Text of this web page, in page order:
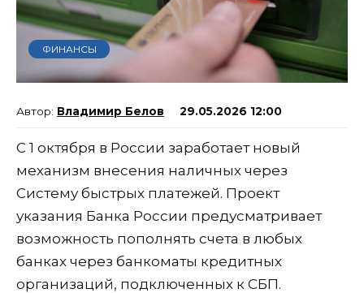
ФИНАНСЫ
Владимир Белов 29.05.2026 12:00
С 1 октября в России заработает новый
механизм внесения наличных через
Систему быстрых платежей. Проект
указания Банка России предусматривает
возможность пополнять счета в любых
банках через банкоматы кредитных
организаций, подключенных к СБП.